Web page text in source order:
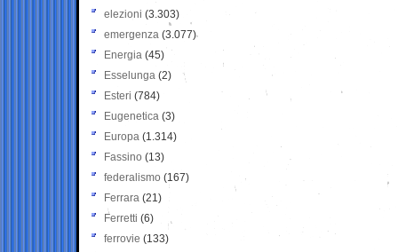
elezioni (3.303)
emergenza (3.077)
Energia (45)
Esselunga (2)
Esteri (784)
Eugenetica (3)
Europa (1.314)
Fassino (13)
federalismo (167)
Ferrara (21)
Ferretti (6)
ferrovie (133)